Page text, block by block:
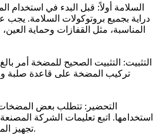
دراية بجميع بروتوكولات السلامة. يجب
المناسبة، مثل القفازات وحماية
تركيب المضخة على قاعدة
استخدامها. اتبع تعليمات الشركة
تجهيز المضخة بالكامل قبل تشغيلها.